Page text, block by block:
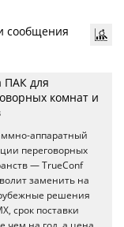
сообщения
ПАК для
комнат и
аппаратный
переговорных
— TrueConf
заменить на
решения
срок поставки